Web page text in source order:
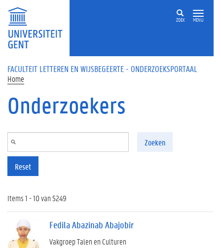
Overslaan en naar de inhoud gaan
ZOEK MENU
FACULTEIT LETTEREN EN WIJSBEGEERTE - ONDERZOEKSPORTAAL
Home
Onderzoekers
Zoeken
Reset
Items 1 - 10 van 5249
Fedila Abazinab Abajobir
Vakgroep Talen en Culturen